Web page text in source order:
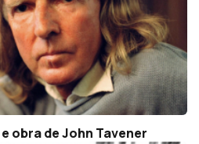
obra de John Tavener